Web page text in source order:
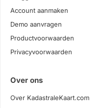
Account aanmaken
Demo aanvragen
Productvoorwaarden
Privacyvoorwaarden
Over ons
Over KadastraleKaart.com